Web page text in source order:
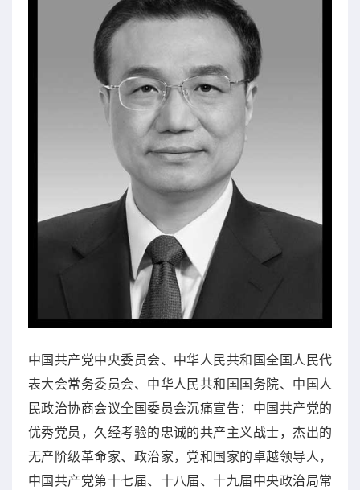
中国共产党中央委员会、中华人民共和国全国人民代
表大会常务委员会、中华人民共和国国务院、中国人
民政治协商会议全国委员会沉痛宣告：中国共产党的
优秀党员，久经考验的忠诚的共产主义战士，杰出的
无产阶级革命家、政治家，党和国家的卓越领导人，
中国共产党第十七届、十八届、十九届中央政治局常